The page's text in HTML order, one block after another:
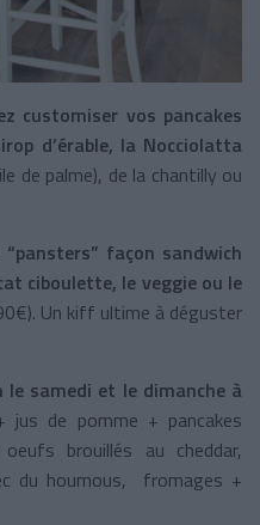
customiser vos pancakes
d’érable, la Nocciolatta
de palme), de la chantilly ou
façon sandwich
ciboulette, le veggie ou le
Un kiff ultime à déguster
le samedi et le dimanche à
de pomme + pancakes
brouillés au cheddar,
du houmous, fromages +